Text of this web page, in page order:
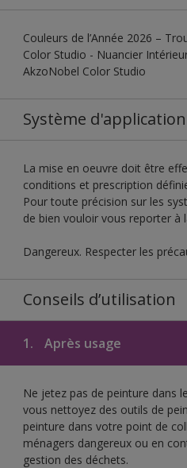
Couleurs de l’Année 2026 –
Color Studio - Nuancier
AkzoNobel Color Studio
Système d'application
La mise en oeuvre doit être
conditions et prescription
Pour toute précision sur les
de bien vouloir vous reporter à
Dangereux. Respecter les
Conseils d’utilisation
1. Après usage
Ne jetez pas de peinture dans
vous nettoyez des outils de
peinture dans votre point de
ménagers dangereux ou en
gestion des déchets.